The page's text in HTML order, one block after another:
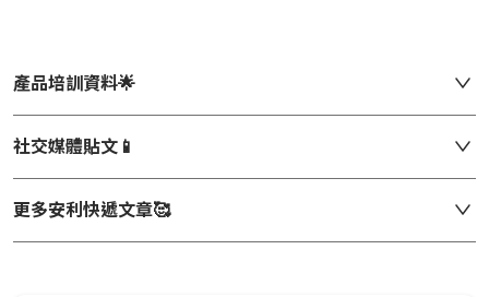
產品培訓資料🌟
社交媒體貼文📱
更多安利快遞文章🥰